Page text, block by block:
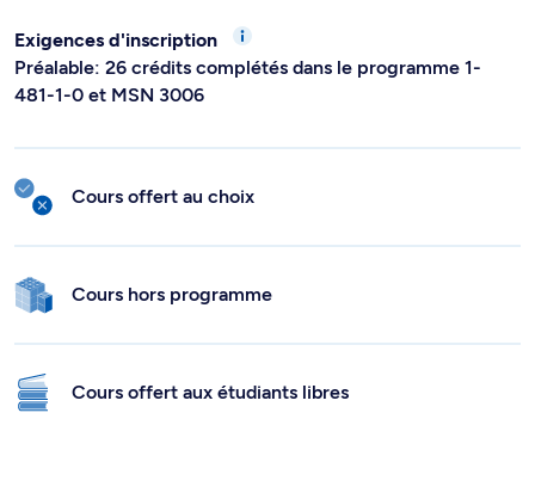
Exigences d'inscription
Préalable: 26 crédits complétés dans le programme 1-
481-1-0 et MSN 3006
Cours offert au choix
Cours hors programme
Cours offert aux étudiants libres